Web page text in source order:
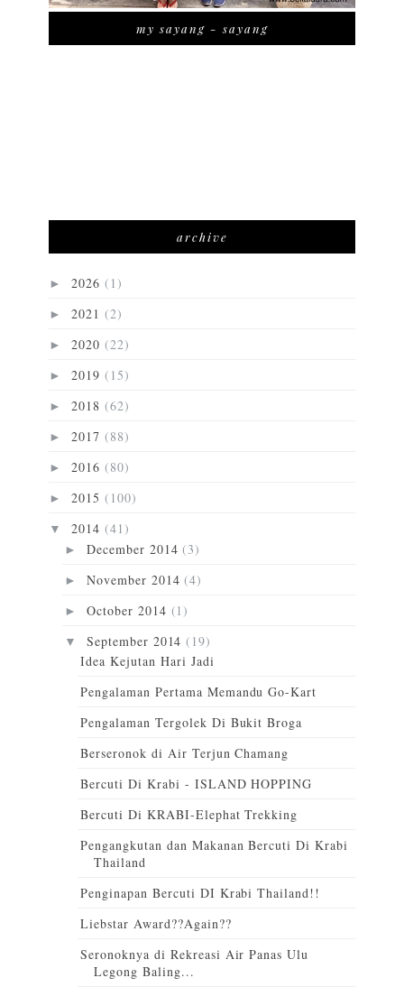
my sayang - sayang
archive
► 2026 (1)
► 2021 (2)
► 2020 (22)
► 2019 (15)
► 2018 (62)
► 2017 (88)
► 2016 (80)
► 2015 (100)
▼ 2014 (41)
► December 2014(3)
► November 2014(4)
► October 2014 (1)
▼ September 2014(19)
Idea Kejutan Hari Jadi
Pengalaman Pertama Memandu Go-Kart
Pengalaman Tergolek Di Bukit Broga
Berseronok di Air Terjun Chamang
Bercuti Di Krabi - ISLAND HOPPING
Bercuti Di KRABI-Elephat Trekking
Pengangkutan dan Makanan Bercuti Di Krabi
Thailand
Penginapan Bercuti DI Krabi Thailand!!
Liebstar Award??Again??
Seronoknya di Rekreasi Air Panas Ulu
Legong Baling...